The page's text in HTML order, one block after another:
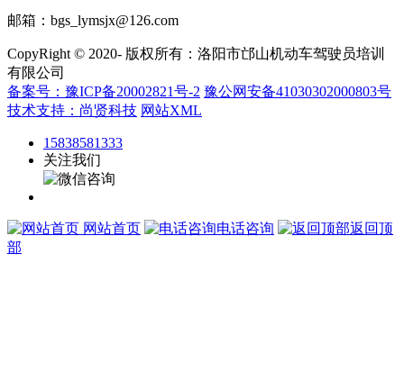
邮箱：bgs_lymsjx@126.com
CopyRight © 2020- 版权所有：洛阳市邙山机动车驾驶员培训
有限公司
备案号：豫ICP备20002821号-2 豫公网安备41030302000803号
技术支持：尚贤科技 网站XML
15838581333
关注我们
网站首页 电话咨询
返回顶
部